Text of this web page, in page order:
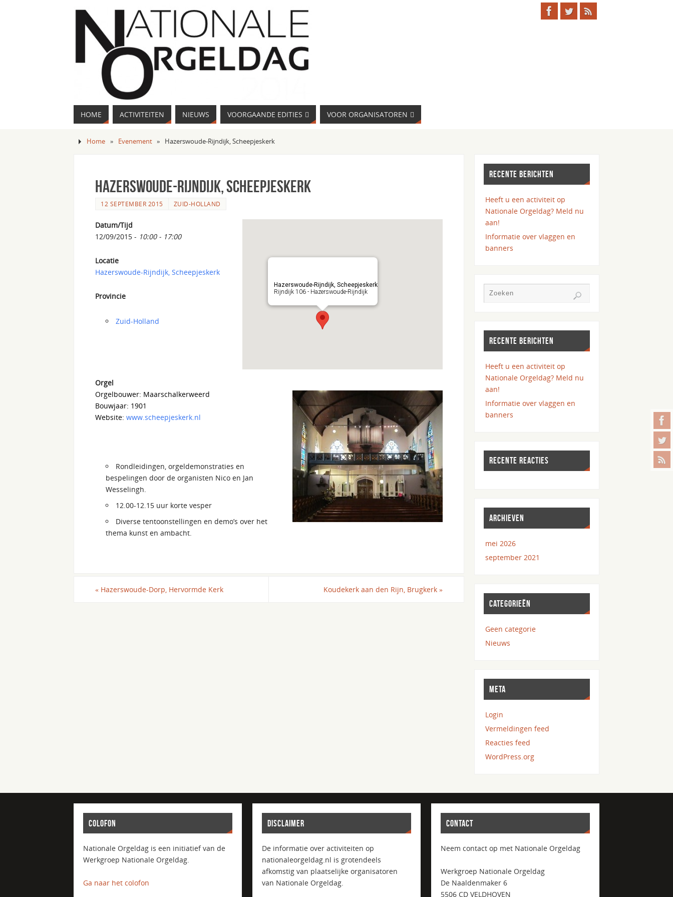
HOME ACTIVITEITEN NIEUWS VOORGAANDE EDITIES VOOR ORGANISATOREN
Home » Evenement » Hazerswoude-Rijndijk, Scheepjeskerk
Hazerswoude-Rijndijk, Scheepjeskerk
12 SEPTEMBER 2015 ZUID-HOLLAND
Hazerswoude-Rijndijk, Scheepjeskerk
Rijndijk 106 - Hazerswoude-Rijndijk
Datum/Tijd
12/09/2015 - 10:00 - 17:00
Locatie
Hazerswoude-Rijndijk, Scheepjeskerk
Provincie
Zuid-Holland
Orgel
Orgelbouwer: Maarschalkerweerd
Bouwjaar: 1901
Website: www.scheepjeskerk.nl
Rondleidingen, orgeldemonstraties en
bespelingen door de organisten Nico en Jan
Wesselingh.
12.00-12.15 uur korte vesper
Diverse tentoonstellingen en demo’s over het
thema kunst en ambacht.
« Hazerswoude-Dorp, Hervormde Kerk Koudekerk aan den Rijn, Brugkerk »
RECENTE BERICHTEN
Heeft u een activiteit op
Nationale Orgeldag? Meld nu
aan!
Informatie over vlaggen en
banners
RECENTE BERICHTEN
Heeft u een activiteit op
Nationale Orgeldag? Meld nu
aan!
Informatie over vlaggen en
banners
RECENTE REACTIES
ARCHIEVEN
mei 2026
september 2021
CATEGORIEËN
Geen categorie
Nieuws
META
Login
Vermeldingen feed
Reacties feed
WordPress.org
COLOFON
Nationale Orgeldag is een initiatief van de
Werkgroep Nationale Orgeldag.
Ga naar het colofon
DISCLAIMER
De informatie over activiteiten op
nationaleorgeldag.nl is grotendeels
afkomstig van plaatselijke organisatoren
van Nationale Orgeldag.
CONTACT
Neem contact op met Nationale Orgeldag
Werkgroep Nationale Orgeldag
De Naaldenmaker 6
5506 CD VELDHOVEN